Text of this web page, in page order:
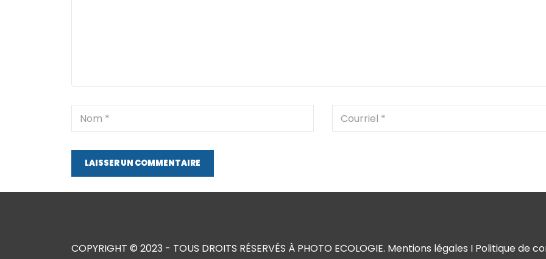
LAISSER UN COMMENTAIRE
COPYRIGHT © 2023 - TOUS DROITS RÉSERVÉS À PHOTO ECOLOGIE. Mentions légales I Politique de